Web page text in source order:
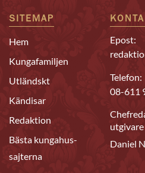
SITEMAP
Hem
Kungafamiljen
Utländskt
Kändisar
Redaktion
Bästa kungahus-
sajterna
Epost:
Telefon:
08-611
utgivare
Daniel